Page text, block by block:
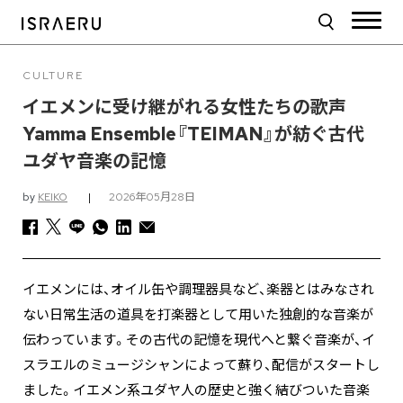
CULTURE
イエメンに受け継がれる女性たちの歌声
Yamma Ensemble『TEIMAN』が紡ぐ古代
ユダヤ音楽の記憶
by KEIKO | 2026年05月28日
イエメンには、オイル缶や調理器具など、楽器とはみなされ
ない日常生活の道具を打楽器として用いた独創的な音楽が
伝わっています。その古代の記憶を現代へと繋ぐ音楽が、イ
スラエルのミュージシャンによって蘇り、配信がスタートし
ました。イエメン系ユダヤ人の歴史と強く結びついた音楽